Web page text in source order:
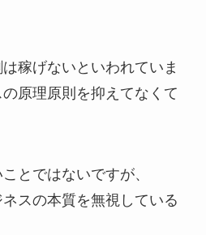
稼げないといわれていま
原理原則を抑えてなくて
とではないですが、
スの本質を無視している